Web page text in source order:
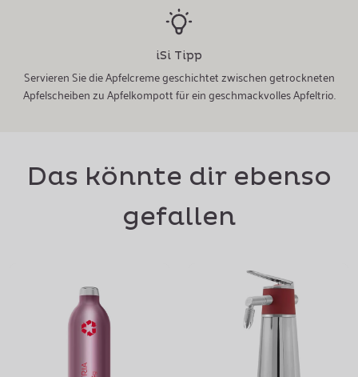
iSi Tipp
Servieren Sie die Apfelcreme geschichtet zwischen getrockneten
Apfelscheiben zu Apfelkompott für ein geschmackvolles Apfeltrio.
Das könnte dir ebenso
gefallen